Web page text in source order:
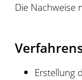
Die Nachweise
Erstellung